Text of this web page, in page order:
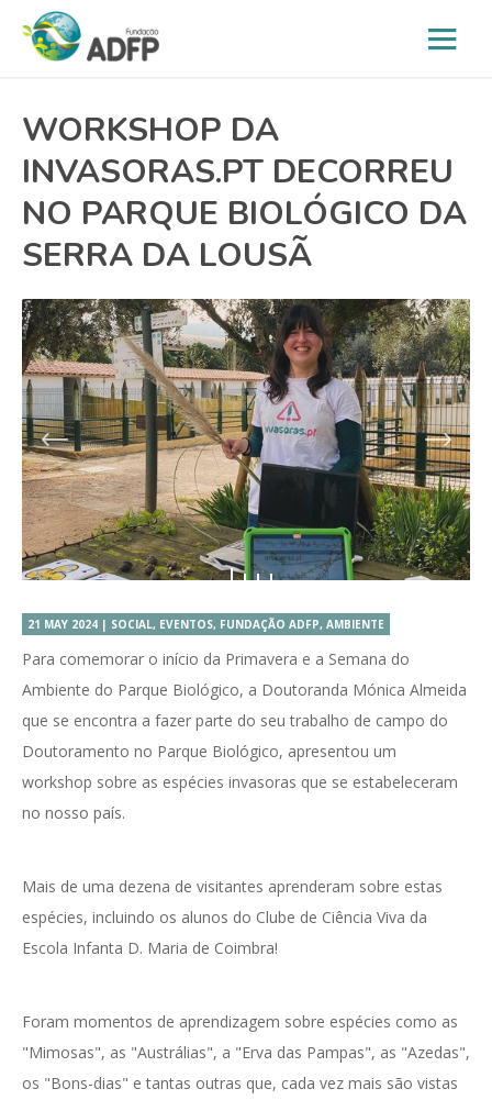
WORKSHOP DA
INVASORAS.PT DECORREU
NO PARQUE BIOLÓGICO DA
SERRA DA LOUSÃ
21 MAY 2024 | SOCIAL, EVENTOS, FUNDAÇÃO ADFP, AMBIENTE
Para comemorar o início da Primavera e a Semana do
Ambiente do Parque Biológico, a Doutoranda Mónica Almeida
que se encontra a fazer parte do seu trabalho de campo do
Doutoramento no Parque Biológico, apresentou um
workshop sobre as espécies invasoras que se estabeleceram
no nosso país.
Mais de uma dezena de visitantes aprenderam sobre estas
espécies, incluindo os alunos do Clube de Ciência Viva da
Escola Infanta D. Maria de Coimbra!
Foram momentos de aprendizagem sobre espécies como as
"Mimosas", as "Austrálias", a "Erva das Pampas", as "Azedas",
os "Bons-dias" e tantas outras que, cada vez mais são vistas